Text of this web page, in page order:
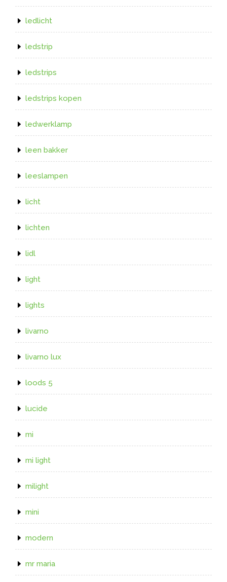
ledlicht
ledstrip
ledstrips
ledstrips kopen
ledwerklamp
leen bakker
leeslampen
licht
lichten
lidl
light
lights
livarno
livarno lux
loods 5
lucide
mi
mi light
milight
mini
modern
mr maria